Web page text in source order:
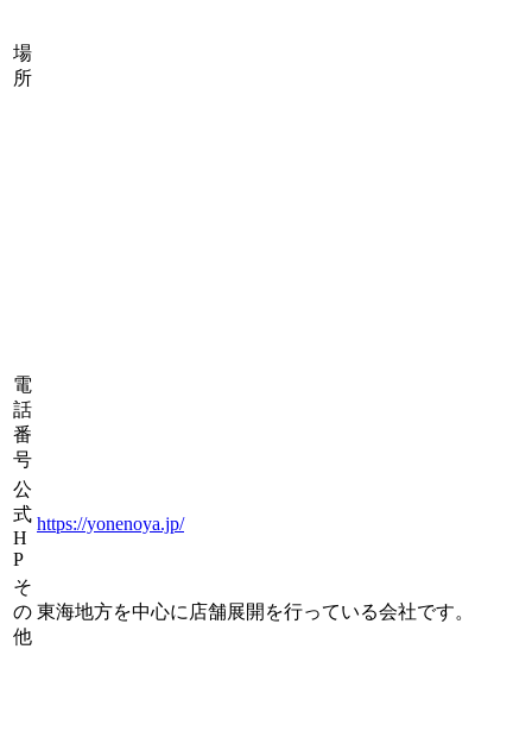
場
所
電
話
番
号
公
式
H
P
https://yonenoya.jp/
そ
の
他
東海地方を中心に店舗展開を行っている会社です。